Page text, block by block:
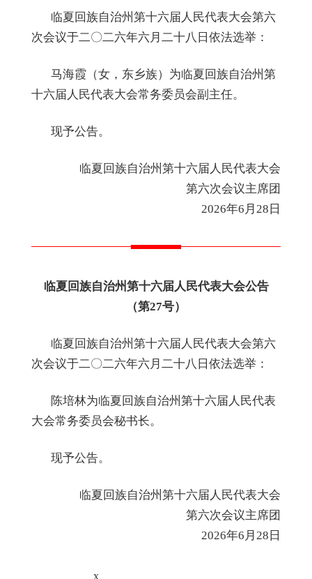
临夏回族自治州第十六届人民代表大会第六
次会议于二〇二六年六月 二十八 日依法选举 ：
马海霞（女，东乡族） 为临夏回族自治州第
十六届人民代表大会常务委员会副主任。
现予公告。
临夏回族自治州第十六届人民代表大会
第六次会议主席团
2026年6月28日
临夏回族自治州第十六届人民代表大会公告
（第27号）
临夏回族自治州第十六届人民代表大会第六
次会议于二〇二六年六月 二十八 日依法选举 ：
陈培林为临夏回族自治州第十六届人民代表
大会常务委员会秘书长。
现予公告。
临夏回族自治州第十六届人民代表大会
第六次会议主席团
2026年6月28日
x